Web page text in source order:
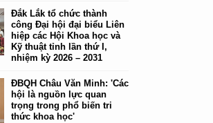
Đắk Lắk tổ chức thành
công Đại hội đại biểu Liên
hiệp các Hội Khoa học và
Kỹ thuật tỉnh lần thứ I,
nhiệm kỳ 2026 – 2031
ĐBQH Châu Văn Minh: 'Các
hội là nguồn lực quan
trọng trong phổ biến tri
thức khoa học'